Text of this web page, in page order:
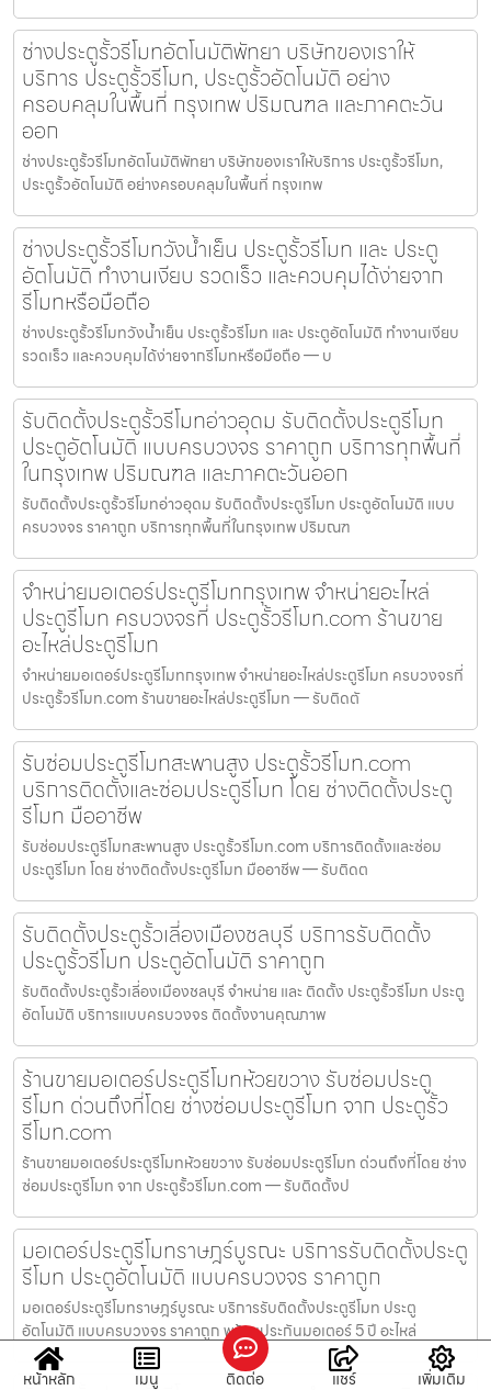
ช่างประตูรั้วรีโมทอัตโนมัติพัทยา บริษัทของเราให้
บริการ ประตูรั้วรีโมท, ประตูรั้วอัตโนมัติ อย่าง
ครอบคลุมในพื้นที่ กรุงเทพ ปริมณฑล และภาคตะวัน
ออก
ช่างประตูรั้วรีโมทอัตโนมัติพัทยา บริษัทของเราให้บริการ ประตูรั้วรีโมท,
ประตูรั้วอัตโนมัติ อย่างครอบคลุมในพื้นที่ กรุงเทพ
ช่างประตูรั้วรีโมทวังน้ำเย็น ประตูรั้วรีโมท และ ประตู
อัตโนมัติ ทำงานเงียบ รวดเร็ว และควบคุมได้ง่ายจาก
รีโมทหรือมือถือ
ช่างประตูรั้วรีโมทวังน้ำเย็น ประตูรั้วรีโมท และ ประตูอัตโนมัติ ทำงานเงียบ
รวดเร็ว และควบคุมได้ง่ายจากรีโมทหรือมือถือ — บ
รับติดตั้งประตูรั้วรีโมทอ่าวอุดม รับติดตั้งประตูรีโมท
ประตูอัตโนมัติ แบบครบวงจร ราคาถูก บริการทุกพื้นที่
ในกรุงเทพ ปริมณฑล และภาคตะวันออก
รับติดตั้งประตูรั้วรีโมทอ่าวอุดม รับติดตั้งประตูรีโมท ประตูอัตโนมัติ แบบ
ครบวงจร ราคาถูก บริการทุกพื้นที่ในกรุงเทพ ปริมณฑ
จำหน่ายมอเตอร์ประตูรีโมทกรุงเทพ จำหน่ายอะไหล่
ประตูรีโมท ครบวงจรที่ ประตูรั้วรีโมท.com ร้านขาย
อะไหล่ประตูรีโมท
จำหน่ายมอเตอร์ประตูรีโมทกรุงเทพ จำหน่ายอะไหล่ประตูรีโมท ครบวงจรที่
ประตูรั้วรีโมท.com ร้านขายอะไหล่ประตูรีโมท — รับติดตั
รับซ่อมประตูรีโมทสะพานสูง ประตูรั้วรีโมท.com
บริการติดตั้งและซ่อมประตูรีโมท โดย ช่างติดตั้งประตู
รีโมท มืออาชีพ
รับซ่อมประตูรีโมทสะพานสูง ประตูรั้วรีโมท.com บริการติดตั้งและซ่อม
ประตูรีโมท โดย ช่างติดตั้งประตูรีโมท มืออาชีพ — รับติดต
รับติดตั้งประตูรั้วเลี่องเมืองชลบุรี บริการรับติดตั้ง
ประตูรั้วรีโมท ประตูอัตโนมัติ ราคาถูก
รับติดตั้งประตูรั้วเลี่องเมืองชลบุรี จำหน่าย และ ติดตั้ง ประตูรั้วรีโมท ประตู
อัตโนมัติ บริการแบบครบวงจร ติดตั้งงานคุณภาพ
ร้านขายมอเตอร์ประตูรีโมทห้วยขวาง รับซ่อมประตู
รีโมท ด่วนถึงที่โดย ช่างซ่อมประตูรีโมท จาก ประตูรั้ว
รีโมท.com
ร้านขายมอเตอร์ประตูรีโมทห้วยขวาง รับซ่อมประตูรีโมท ด่วนถึงที่โดย ช่าง
ซ่อมประตูรีโมท จาก ประตูรั้วรีโมท.com — รับติดตั้งป
มอเตอร์ประตูรีโมทราษฎร์บูรณะ บริการรับติดตั้งประตู
รีโมท ประตูอัตโนมัติ แบบครบวงจร ราคาถูก
มอเตอร์ประตูรีโมทราษฎร์บูรณะ บริการรับติดตั้งประตูรีโมท ประตู
อัตโนมัติ แบบครบวงจร ราคาถูก พร้อมประกันมอเตอร์ 5 ปี อะไหล่
หน้าหลัก เมนู ติดต่อ แชร์ เพิ่มเติม